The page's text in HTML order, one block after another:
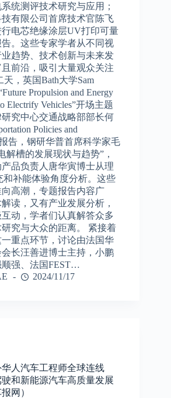
统测评技术研究与应用；
有限公司首席技术官陈飞
电芯绝缘涂层UV打印可量
。这些专家学者从不同视
趋势、技术创新与未来发
前沿，吸引大量观众关注
，英国Bath大学Sam
Propulsion and Energy
Electrify Vehicles”开场主题
究中心交通战略部部长何
Policies and
报告，钢研华普首席科学家毛
解槽的发展现状与趋势”，
品负责人唐华寅博士从理
和补能体验角度分析。这些
高潮，专题报告内容广
读，又有产业发展分析，
动，学者们认真解答众多
究与大众的距离。 紧接着
重点环节，讨论由法国华
长汪善进博士主持，小鹏
强、法国FEST…
2024/11/17
华人汽车工程师全球连线
和新能源汽车高质量发展
网）